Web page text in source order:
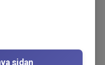
för såväl
Utbildningen
sidan